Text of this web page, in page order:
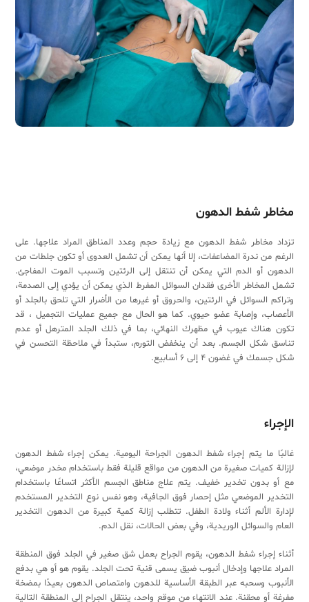
مخاطر شفط الدهون
تزداد مخاطر شفط الدهون مع زيادة حجم وعدد المناطق المراد علاجها. على
الرغم من ندرة المضاعفات، إلا أنها يمكن أن تشمل العدوى أو تكون جلطات من
الدهون أو الدم التي يمكن أن تنتقل إلى الرئتين وتسبب الموت المفاجئ.
تشمل المخاطر الأخرى فقدان السوائل المفرط الذي يمكن أن يؤدي إلى الصدمة،
وتراكم السوائل في الرئتين، والحروق أو غيرها من الأضرار التي تلحق بالجلد أو
الأعصاب، وإصابة عضو حيوي. كما هو الحال مع جميع عمليات التجميل ، قد
تكون هناك عيوب في مظهرك النهائي، بما في ذلك الجلد المترهل أو عدم
تناسق شكل الجسم. بعد أن ينخفض ​​التورم، ستبدأ في ملاحظة التحسن في
شكل جسمك في غضون 4 إلى 6 أسابيع.
الإجراء
غالبًا ما يتم إجراء شفط الدهون الجراحة اليومية. يمكن إجراء شفط الدهون
لإزالة كميات صغيرة من الدهون من مواقع قليلة فقط باستخدام مخدر موضعي،
مع أو بدون تخدير خفيف. يتم علاج مناطق الجسم الأكثر اتساعًا باستخدام
التخدير الموضعي مثل إحصار فوق الجافية، وهو نفس نوع التخدير المستخدم
لإدارة الألم أثناء ولادة الطفل. تتطلب إزالة كمية كبيرة من الدهون التخدير
العام والسوائل الوريدية، وفي بعض الحالات، نقل الدم.
أثناء إجراء شفط الدهون، يقوم الجراح بعمل شق صغير في الجلد فوق المنطقة
المراد علاجها وإدخال أنبوب ضيق يسمى قنية تحت الجلد. يقوم هو أو هي بدفع
الأنبوب وسحبه عبر الطبقة الأساسية للدهون وامتصاص الدهون بعيدًا بمضخة
مفرغة أو محقنة. عند الانتهاء من موقع واحد، ينتقل الجراح إلى المنطقة التالية